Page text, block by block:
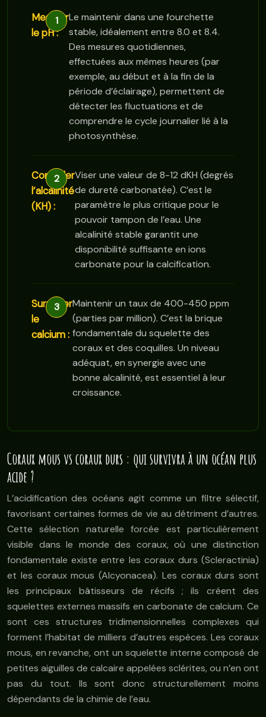
Mesurer
le pH :
Le maintenir dans une fourchette
stable, idéalement entre 8.0 et 8.4.
Des mesures quotidiennes,
effectuées aux mêmes heures (par
exemple, au début et à la fin de la
période d’éclairage), permettent de
détecter les fluctuations et de
comprendre le cycle journalier lié à la
photosynthèse.
Contrôler
l’alcalinité
(KH) :
Viser une valeur de 8-12 dKH (degrés
de dureté carbonatée). C’est le
paramètre le plus critique pour le
pouvoir tampon de l’eau. Une
alcalinité stable garantit une
disponibilité suffisante en ions
carbonate pour la calcification.
Surveiller
le
calcium :
Maintenir un taux de 400-450 ppm
(parties par million). C’est la brique
fondamentale du squelette des
coraux et des coquilles. Un niveau
adéquat, en synergie avec une
bonne alcalinité, est essentiel à leur
croissance.
Coraux mous vs coraux durs : qui survivra à un océan plus
acide ?
L’acidification des océans agit comme un filtre sélectif,
favorisant certaines formes de vie au détriment d’autres.
Cette sélection naturelle forcée est particulièrement
visible dans le monde des coraux, où une distinction
fondamentale existe entre les coraux durs (Scleractinia)
et les coraux mous (Alcyonacea). Les coraux durs sont
les principaux bâtisseurs de récifs ; ils créent des
squelettes externes massifs en carbonate de calcium. Ce
sont ces structures tridimensionnelles complexes qui
forment l’habitat de milliers d’autres espèces. Les coraux
mous, en revanche, ont un squelette interne composé de
petites aiguilles de calcaire appelées sclérites, ou n’en ont
pas du tout. Ils sont donc structurellement moins
dépendants de la chimie de l’eau.